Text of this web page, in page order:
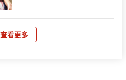
查看更多